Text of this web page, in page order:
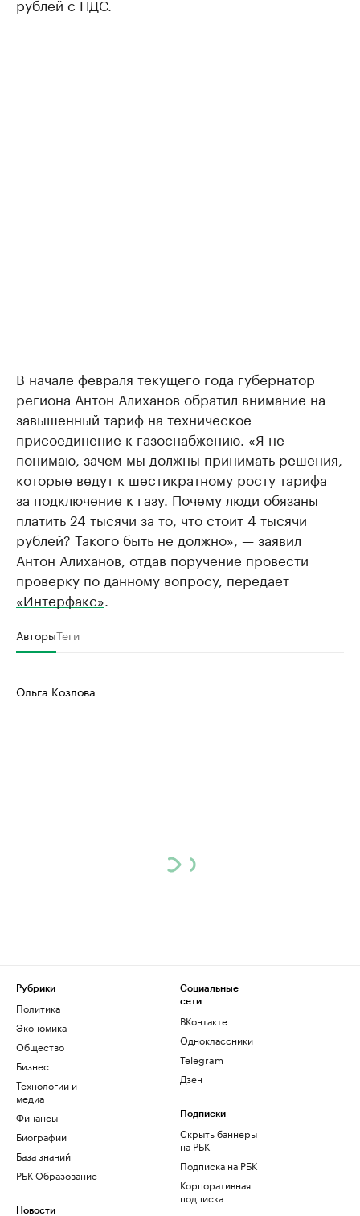
В начале февраля текущего года губернатор
региона Антон Алиханов обратил внимание на
завышенный тариф на техническое
присоединение к газоснабжению. «Я не
понимаю, зачем мы должны принимать решения,
которые ведут к шестикратному росту тарифа
за подключение к газу. Почему люди обязаны
платить 24 тысячи за то, что стоит 4 тысячи
рублей? Такого быть не должно», — заявил
Антон Алиханов, отдав поручение провести
проверку по данному вопросу, передает
«Интерфакс»
АвторыТеги
Ольга Козлова
Рубрики
Политика
Экономика
Общество
Бизнес
Технологии и
медиа
Финансы
Биографии
База знаний
РБК Образование
Новости
Социальные
сети
ВКонтакте
Одноклассники
Telegram
Дзен
Подписки
Скрыть баннеры
на РБК
Подписка на РБК
Корпоративная
подписка